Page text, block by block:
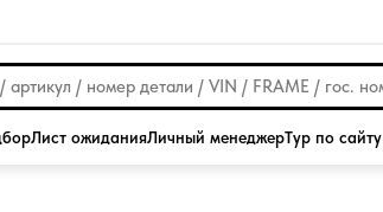
Лист ожиданияЛичный менеджерТур по сайту